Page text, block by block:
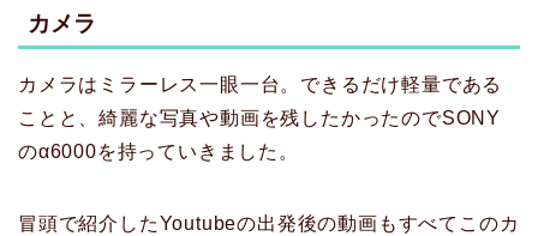
カメラ
カメラはミラーレス一眼一台。できるだけ軽量である
ことと、綺麗な写真や動画を残したかったのでSONY
のα6000を持っていきました。
冒頭で紹介したYoutubeの出発後の動画もすべてこのカ